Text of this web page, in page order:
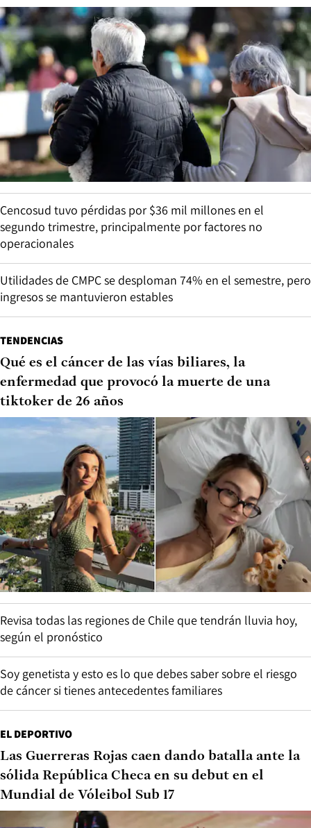
Cencosud tuvo pérdidas por $36 mil millones en el
segundo trimestre, principalmente por factores no
operacionales
Utilidades de CMPC se desploman 74% en el semestre, pero
ingresos se mantuvieron estables
TENDENCIAS
Qué es el cáncer de las vías biliares, la
enfermedad que provocó la muerte de una
tiktoker de 26 años
Revisa todas las regiones de Chile que tendrán lluvia hoy,
según el pronóstico
Soy genetista y esto es lo que debes saber sobre el riesgo
de cáncer si tienes antecedentes familiares
EL DEPORTIVO
Las Guerreras Rojas caen dando batalla ante la
sólida República Checa en su debut en el
Mundial de Vóleibol Sub 17